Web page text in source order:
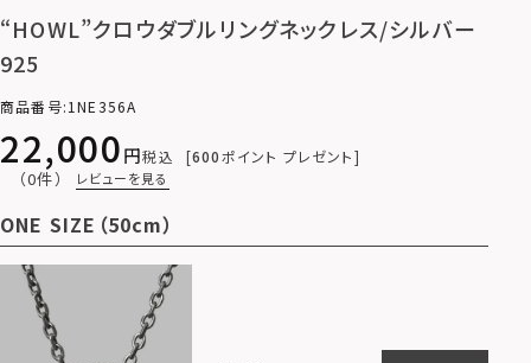
“HOWL”クロウダブルリングネックレス/シルバー
925
商品番号 1NE356A
22,000 税込 600ポイント プレゼント
（0件） レビューを見る
ONE SIZE（50cm）